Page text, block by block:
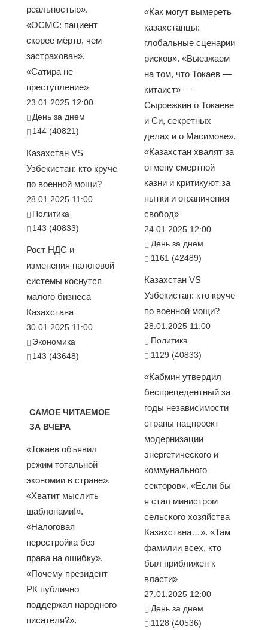
реальностью».
«ОСМС: пациент
скорее мёртв, чем
застрахован».
«Сатира не
преступление»
23.01.2025 12:00
День за днем
144 (40821)
Казахстан VS
Узбекистан: кто круче
по военной мощи?
28.01.2025 11:00
Политика
143 (40833)
Рост НДС и
изменения налоговой
системы коснутся
малого бизнеса
Казахстана
30.01.2025 11:00
Экономика
143 (43648)
САМОЕ ЧИТАЕМОЕ
ЗА ВЧЕРА
«Токаев объявил
режим тотальной
экономии в стране».
«Хватит мыслить
шаблонами!».
«Налоговая
перестройка без
права на ошибку».
«Почему президент
РК публично
поддержал народного
писателя?».
«Как могут вымереть
казахстанцы:
глобальные сценарии
рисков». «Выезжаем
на том, что Токаев —
китаист» —
Сыроежкин о Токаеве
и Си, секретных
делах и о Масимове».
«Казахстан хвалят за
отмену смертной
казни и критикуют за
пытки и ограничения
свобод»
24.01.2025 12:00
День за днем
1161 (42489)
Казахстан VS
Узбекистан: кто круче
по военной мощи?
28.01.2025 11:00
Политика
1129 (40833)
«Кабмин утвердил
беспрецедентный за
годы независимости
страны нацпроект
модернизации
энергетического и
коммунального
секторов». «Если бы
я стал министром
сельского хозяйства
Казахстана…». «Там
фамилии всех, кто
был приближен к
власти»
27.01.2025 12:00
День за днем
1128 (40536)